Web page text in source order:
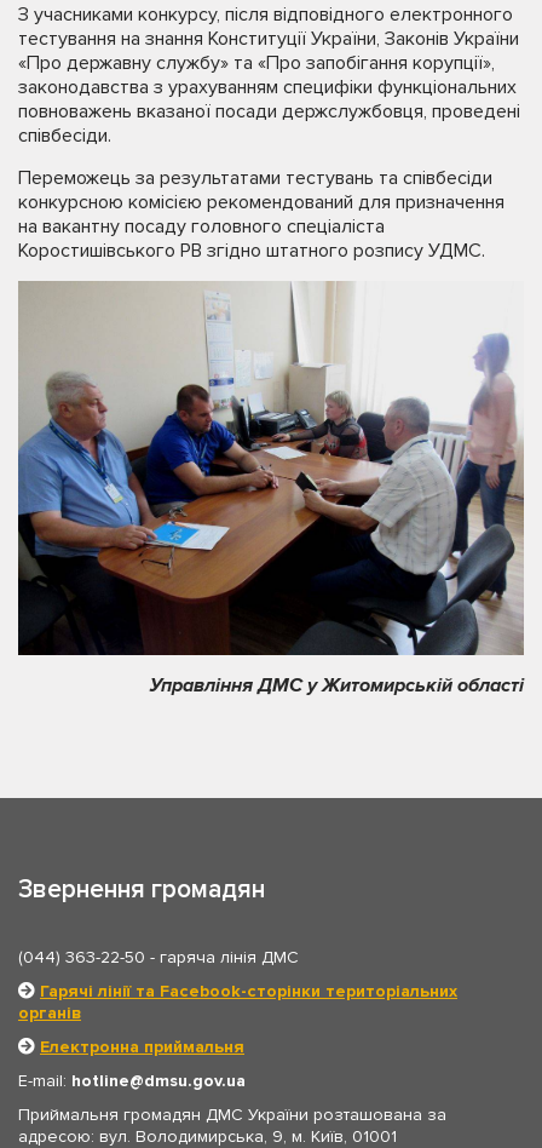
З учасниками конкурсу, після відповідного електронного
тестування на знання Конституції України, Законів України
«Про державну службу» та «Про запобігання корупції»,
законодавства з урахуванням специфіки функціональних
повноважень вказаної посади держслужбовця, проведені
співбесіди.
Переможець за результатами тестувань та співбесіди
конкурсною комісією рекомендований для призначення
на вакантну посаду головного спеціаліста
Коростишівського РВ згідно штатного розпису УДМС.
Управління ДМС у Житомирській області
Звернення громадян
(044) 363-22-50 - гаряча лінія ДМС
Гарячі лінії та Facebook-сторінки територіальних
органів
Електронна приймальня
E-mail: hotline
dmsu.gov.ua
Приймальня громадян ДМС України розташована за
адресою: вул. Володимирська, 9, м. Київ, 01001